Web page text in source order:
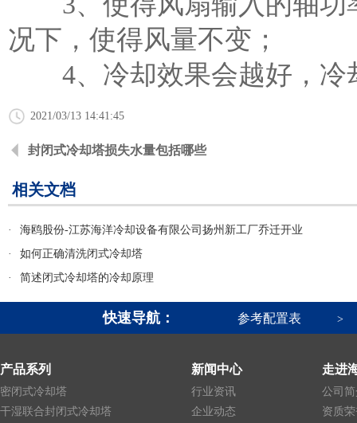
况下，使得风量不变；
4、冷却效果会越好，冷
2021/03/13 14:41:45
封闭式冷却塔损失水量包括哪些
相关文档
·
海鸥股份-江苏海洋冷却设备有限公司扬州新工厂乔迁开业
·
如何正确清洗闭式冷却塔
·
简述闭式冷却塔的冷却原理
快速导航： 参考配置表 >
产品系列
密闭式冷却塔
干湿联合封闭式冷却塔
新闻中心
行业资讯
企业动态
走进
公司
资质